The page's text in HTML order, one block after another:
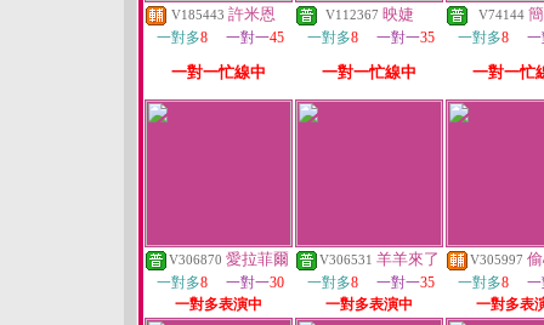
V185443 許米恩
一對多8 一對一45
一對一忙線中
V112367 映婕
一對多8 一對一35
一對一忙線中
V74144
一對多8
一對一忙
V306870 愛拉菲爾
一對多8 一對一30
一對多表演中
V306531 羊羊來了
一對多8 一對一35
一對多表演中
V305997
一對多8
一對多表